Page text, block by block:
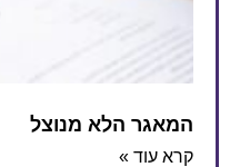
המאגר הלא מנוצל
קרא עוד »